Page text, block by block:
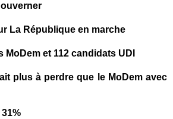
La République en marche
et 112 candidats UDI
plus à perdre que le MoDem avec